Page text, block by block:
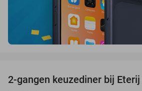
2-gangen keuzediner bij Eterij